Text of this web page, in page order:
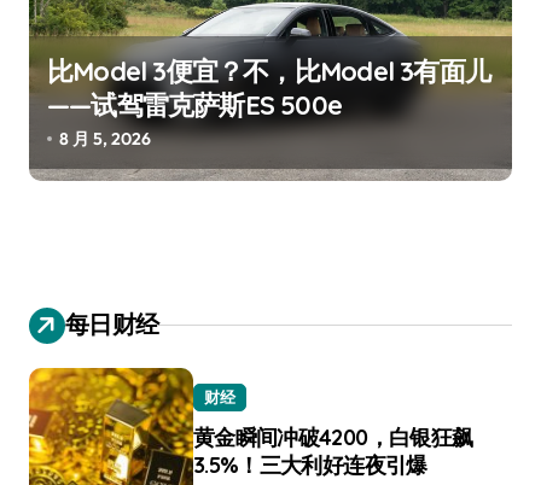
比Model 3便宜？不，比Model 3有面儿
——试驾雷克萨斯ES 500e
8 月 5, 2026
每日财经
财经
黄金瞬间冲破4200，白银狂飙
3.5%！三大利好连夜引爆